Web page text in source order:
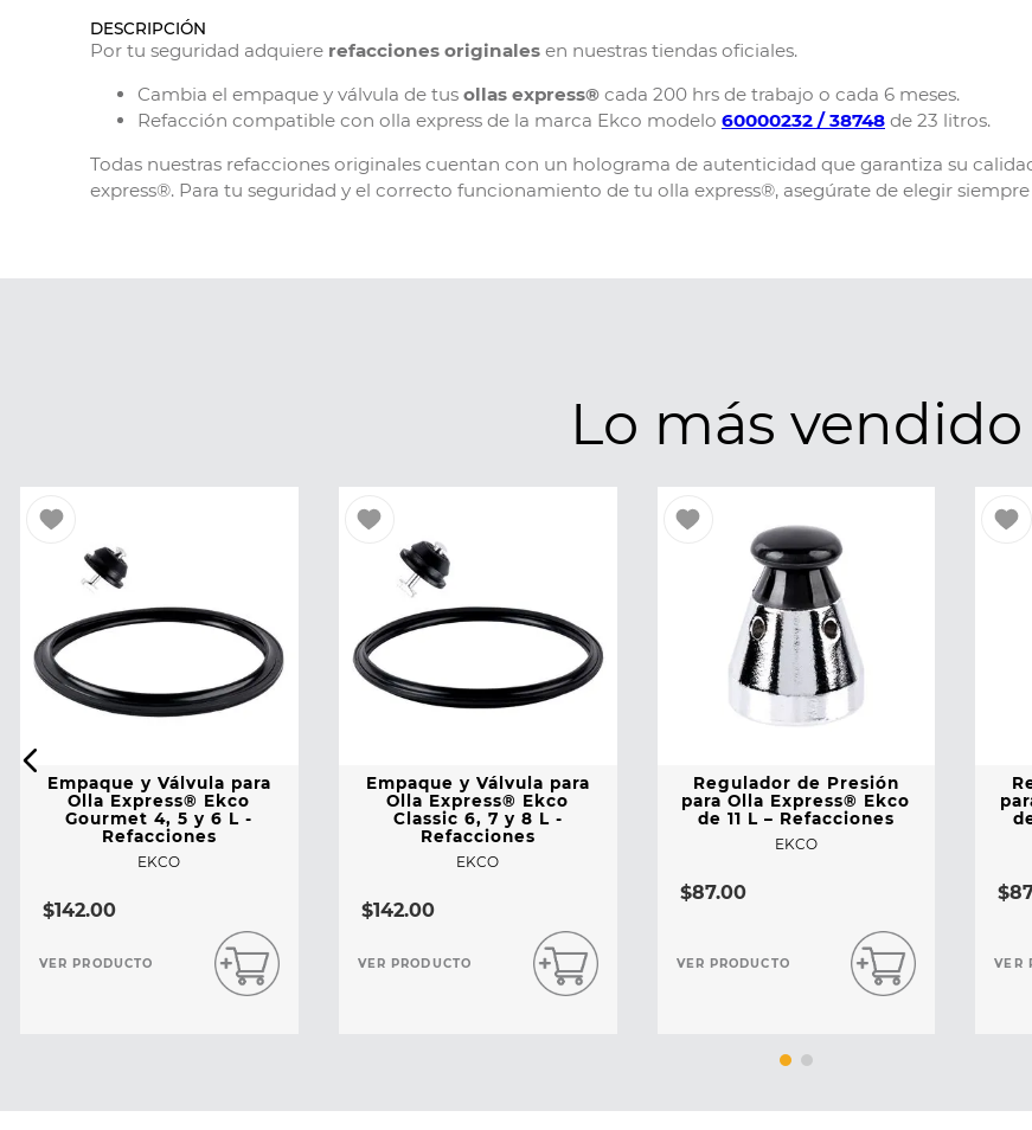
DESCRIPCIÓN
Por tu seguridad adquiere refacciones originales en nuestras tiendas oficiales.
Cambia el empaque y válvula de tus ollas express® cada 200 hrs de trabajo o cada 6 meses.
Refacción compatible con olla express de la marca Ekco modelo 60000232 / 38748 de 23 litros.
Todas nuestras refacciones originales cuentan con un holograma de autenticidad que garantiza su
express®. Para tu seguridad y el correcto funcionamiento de tu olla express®, asegúrate de elegir
Lo más vendido
Empaque y Válvula para
Olla Express® Ekco
Gourmet 4, 5 y 6 L -
Refacciones
EKCO
$142.00
VER PRODUCTO
Empaque y Válvula para
Olla Express® Ekco
Classic 6, 7 y 8 L -
Refacciones
EKCO
$142.00
VER PRODUCTO
Regulador de Presión
para Olla Express® Ekco
de 11 L – Refacciones
EKCO
$87.00
VER PRODUCTO
$
VER